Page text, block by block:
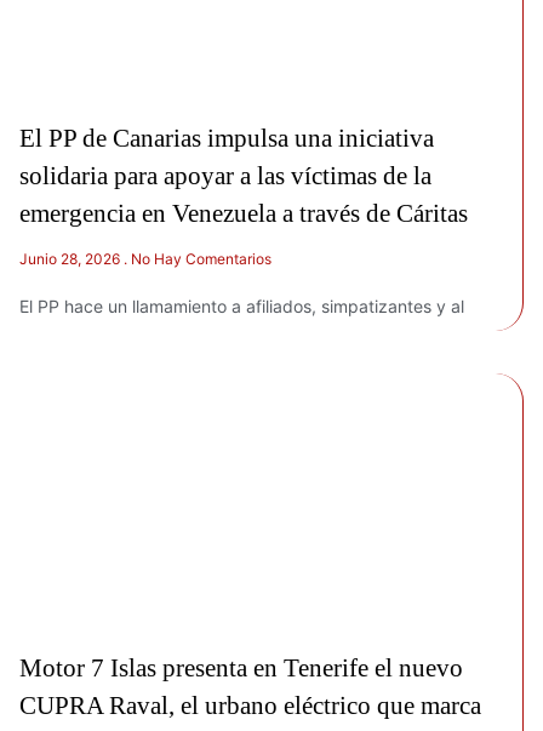
El PP de Canarias impulsa una iniciativa
solidaria para apoyar a las víctimas de la
emergencia en Venezuela a través de Cáritas
Junio 28, 2026 No Hay Comentarios
El PP hace un llamamiento a afiliados, simpatizantes y al
Motor 7 Islas presenta en Tenerife el nuevo
CUPRA Raval, el urbano eléctrico que marca